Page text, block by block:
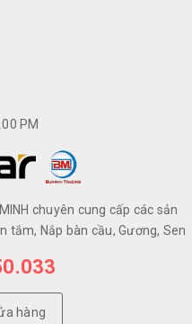
PM
chuyên cung cấp các sản
tắm, Nắp bàn cầu, Gương, Sen
hàng